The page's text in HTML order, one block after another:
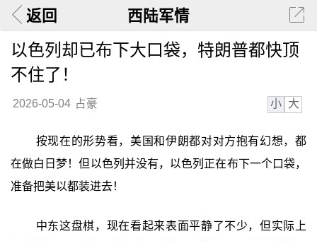
返回 西陆军情
以色列却已布下大口袋，特朗普都快顶
不住了！
2026-05-04 占豪 小 大
按现在的形势看，美国和伊朗都对对方抱有幻想，都
在做白日梦！但以色列并没有，以色列正在布下一个口袋，
准备把美以都装进去！
中东这盘棋，现在看起来表面平静了不少，但实际上